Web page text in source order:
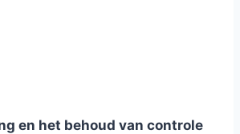
en het behoud van controle